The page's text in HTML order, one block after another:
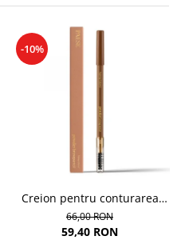
-10%
Creion pentru conturarea
sprancenelor, Powder Brow
Pencil, nuanta Honey Blond -
66,00 RON
59,40 RON